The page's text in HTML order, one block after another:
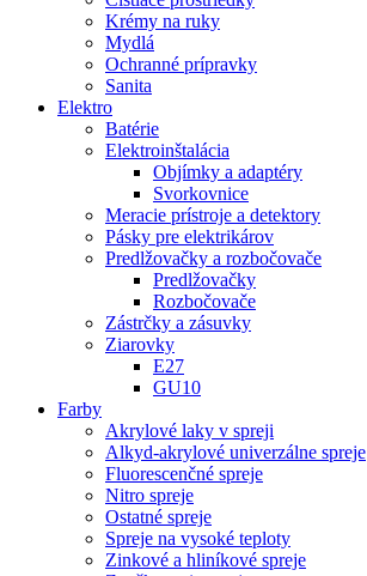
Krémy na ruky
Mydlá
Ochranné prípravky
Sanita
Elektro
Batérie
Elektroinštalácia
Objímky a adaptéry
Svorkovnice
Meracie prístroje a detektory
Pásky pre elektrikárov
Predlžovačky a rozbočovače
Predlžovačky
Rozbočovače
Zástrčky a zásuvky
Ziarovky
E27
GU10
Farby
Akrylové laky v spreji
Alkyd-akrylové univerzálne spreje
Fluorescenčné spreje
Nitro spreje
Ostatné spreje
Spreje na vysoké teploty
Zinkové a hliníkové spreje